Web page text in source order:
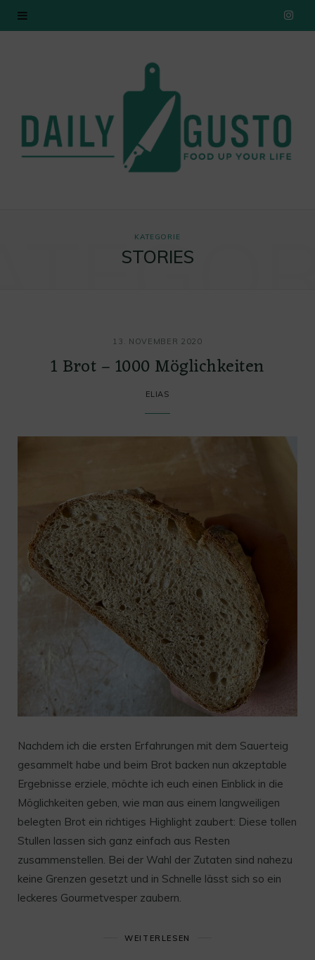
I
KATEGORIE
STORIES
13. NOVEMBER 2020
1 Brot – 1000 Möglichkeiten
ELIAS
Nachdem ich die ersten Erfahrungen mit dem Sauerteig
gesammelt habe und beim Brot backen nun akzeptable
Ergebnisse erziele, möchte ich euch einen Einblick in die
Möglichkeiten geben, wie man aus einem langweiligen
belegten Brot ein richtiges Highlight zaubert: Diese tollen
Stullen lassen sich ganz einfach aus Resten
zusammenstellen. Bei der Wahl der Zutaten sind nahezu
keine Grenzen gesetzt und in Schnelle lässt sich so ein
leckeres Gourmetvesper zaubern.
WEITERLESEN